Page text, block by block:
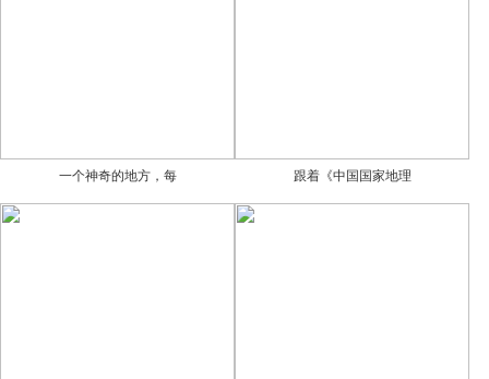
一个神奇的地方，每 跟着《中国国家地理